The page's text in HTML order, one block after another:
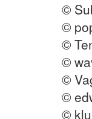
©
©
©
©
©
©
©